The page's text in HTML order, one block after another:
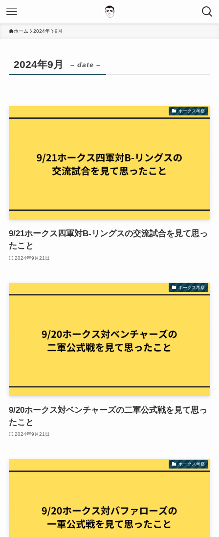
ホーム 2024年 9月
2024年9月 – date –
ホークス考察
9/21ホークス四軍対B-リングスの交流試合を見て思っ
たこと
2024年9月21日
ホークス考察
9/20ホークス対ベンチャーズの二軍公式戦を見て思っ
たこと
2024年9月21日
ホークス考察